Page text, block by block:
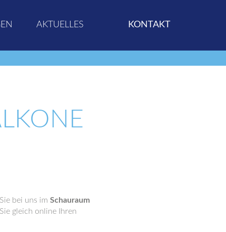
AKTUELLES KONTAKT
bei uns im Schauraum
gleich online Ihren